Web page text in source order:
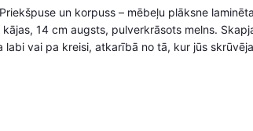
un korpuss – mēbeļu plāksne
14 cm augsts, pulverkrāsots melns.
vai pa kreisi, atkarībā no tā, kur jūs